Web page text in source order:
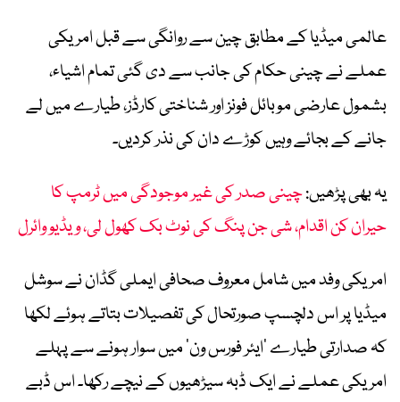
عالمی میڈیا کے مطابق چین سے روانگی سے قبل امریکی
عملے نے چینی حکام کی جانب سے دی گئی تمام اشیاء،
بشمول عارضی موبائل فونز اور شناختی کارڈز، طیارے میں لے
جانے کے بجائے وہیں کوڑے دان کی نذر کردیں۔
یہ بھی پڑھیں:چینی صدر کی غیر موجودگی میں ٹرمپ کا
حیران کن اقدام، شی جن پنگ کی نوٹ بک کھول لی، ویڈیو وائرل
امریکی وفد میں شامل معروف صحافی ایملی گڈان نے سوشل
میڈیا پر اس دلچسپ صورتحال کی تفصیلات بتاتے ہوئے لکھا
کہ صدارتی طیارے ‘ایئر فورس ون’ میں سوار ہونے سے پہلے
امریکی عملے نے ایک ڈبہ سیڑھیوں کے نیچے رکھا۔ اس ڈبے